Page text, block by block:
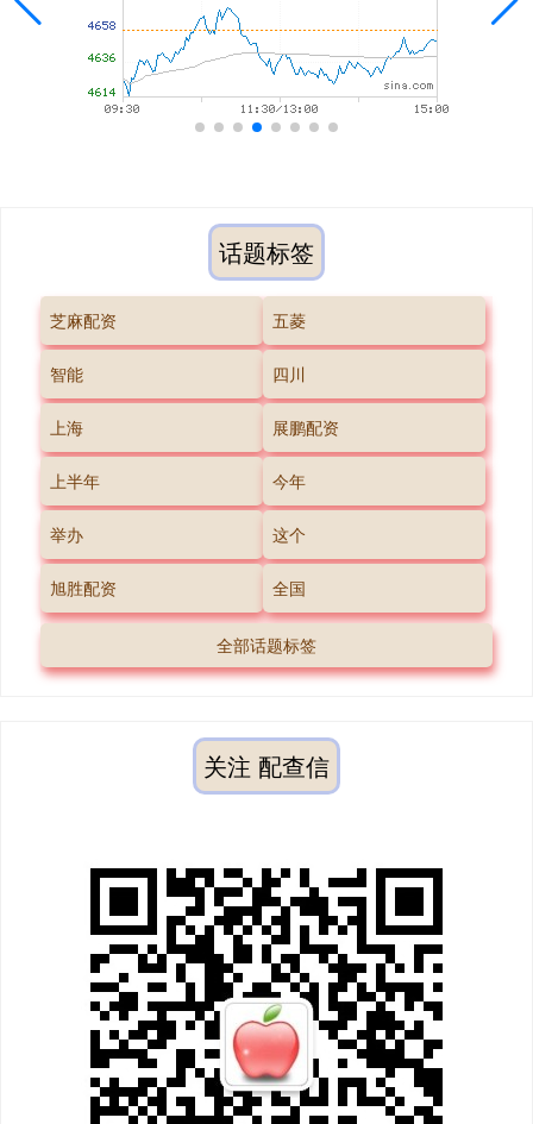
话题标签
芝麻配资 五菱
智能 四川
上海 展鹏配资
上半年 今年
举办 这个
旭胜配资 全国
全部话题标签
关注 配查信